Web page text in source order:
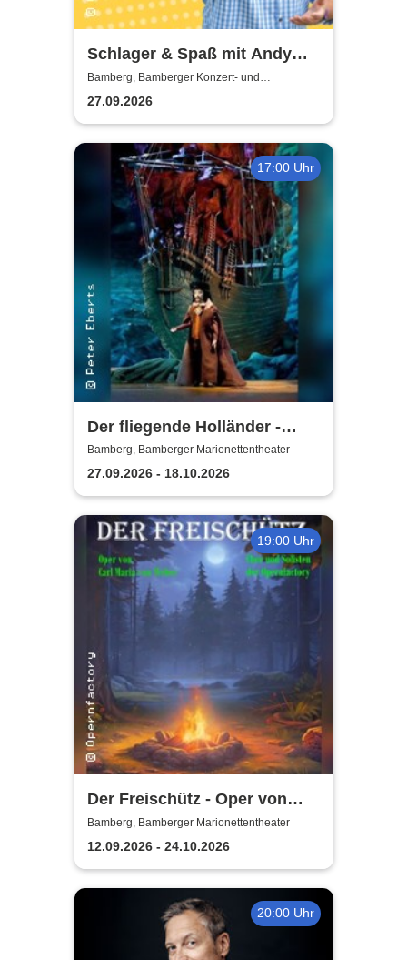
Schlager & Spaß mit Andy
Borg und Gästen
Bamberg, Bamberger Konzert- und
Kongresshalle
27.09.2026
17:00 Uhr
Der fliegende Holländer -
Bamberger
Marionettentheater
Bamberg, Bamberger Marionettentheater
27.09.2026 - 18.10.2026
19:00 Uhr
Der Freischütz - Oper von
Carl Maria von Weber
Bamberg, Bamberger Marionettentheater
12.09.2026 - 24.10.2026
20:00 Uhr